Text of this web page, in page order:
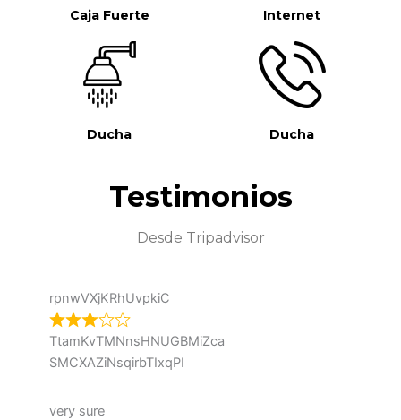
Caja Fuerte Internet
Ducha Ducha
Testimonios
Desde Tripadvisor
rpnwVXjKRhUvpkiC
TtamKvTMNnsHNUGBMiZca
SMCXAZiNsqirbTIxqPI
very sure